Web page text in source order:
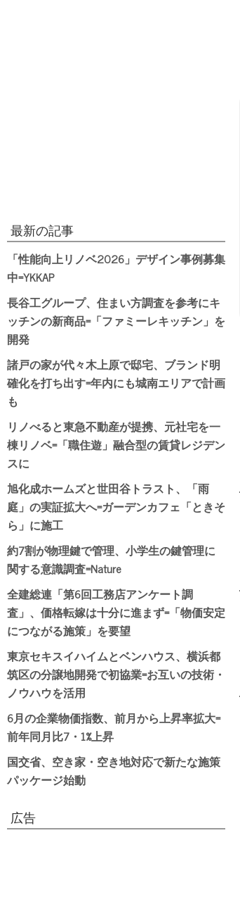
最新の記事
「性能向上リノベ2026」デザイン事例募集
中=YKKAP
長谷工グループ、住まい方調査を参考にキ
ッチンの新商品=「ファミーレキッチン」を
開発
諸戸の家が代々木上原で邸宅、ブランド明
確化を打ち出す=年内にも城南エリアで計画
も
リノべると東急不動産が提携、元社宅を一
棟リノベ=「職住遊」融合型の賃貸レジデン
スに
旭化成ホームズと世田谷トラスト、「雨
庭」の実証拡大へ=ガーデンカフェ「ときそ
ら」に施工
約7割が物理鍵で管理、小学生の鍵管理に
関する意識調査=Nature
全建総連「第6回工務店アンケート調
査」、価格転嫁は十分に進まず=「物価安定
につながる施策」を要望
東京セキスイハイムとベンハウス、横浜都
筑区の分譲地開発で初協業=お互いの技術・
ノウハウを活用
6月の企業物価指数、前月から上昇率拡大=
前年同月比7・1%上昇
国交省、空き家・空き地対応で新たな施策
パッケージ始動
広告